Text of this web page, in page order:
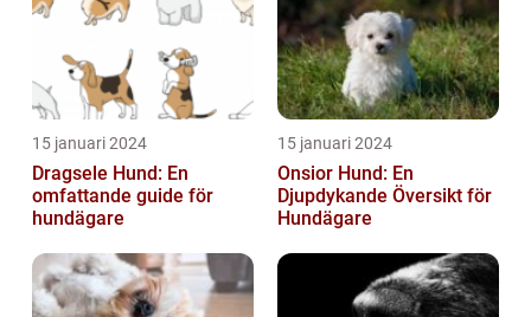
15 januari 2024
Dragsele Hund: En
omfattande guide för
hundägare
15 januari 2024
Onsior Hund: En
Djupdykande Översikt för
Hundägare